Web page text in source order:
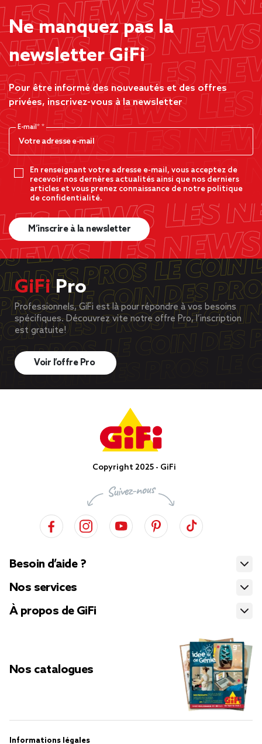
Ne manquez pas la
newsletter GiFi
Pour être informé des nouveautés et des offres
privées, inscrivez-vous à la newsletter
E-mail*
En renseignant votre adresse e-mail, vous acceptez de
recevoir nos dernères actualités ainsi que nos derniers
articles et vous prenez connaissance de notre politique
de confidentialité.
M’inscrire à la newsletter
GiFiPro
Professionnels, GiFi est là pour répondre à vos besoins
spécifiques. Découvrez vite notre offre Pro, l’inscription
est gratuite!
Voir l’offre Pro
Copyright 2025 - GiFi
Besoin d’aide ?
Nos services
À propos de GiFi
Nos catalogues
Informations légales